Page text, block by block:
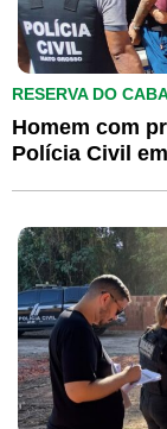
RESERVA DO
Homem com
Polícia Civil